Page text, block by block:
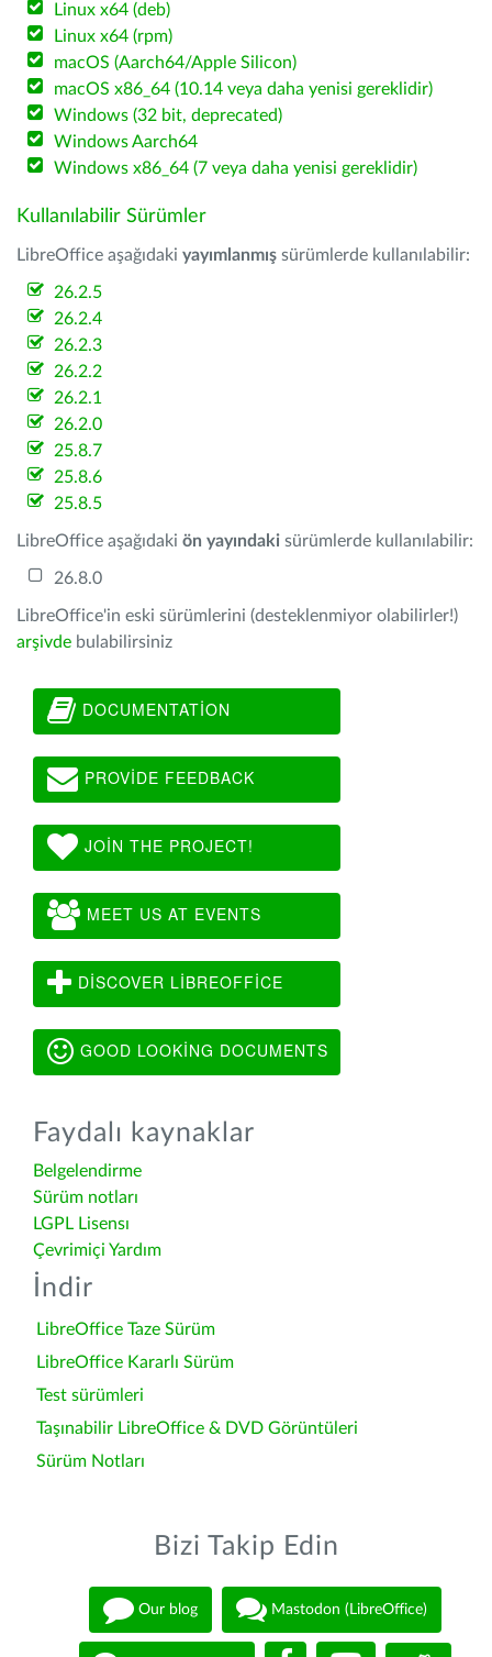
Linux x64 (deb)
Linux x64 (rpm)
macOS (Aarch64/Apple Silicon)
macOS x86_64 (10.14 veya daha yenisi gereklidir)
Windows (32 bit, deprecated)
Windows Aarch64
Windows x86_64 (7 veya daha yenisi gereklidir)
Kullanılabilir Sürümler
LibreOffice aşağıdaki yayımlanmış sürümlerde kullanılabilir:
26.2.5
26.2.4
26.2.3
26.2.2
26.2.1
26.2.0
25.8.7
25.8.6
25.8.5
LibreOffice aşağıdaki ön yayındaki sürümlerde kullanılabilir:
26.8.0
LibreOffice'in eski sürümlerini (desteklenmiyor olabilirler!)
arşivde bulabilirsiniz
DOCUMENTATION
PROVIDE FEEDBACK
JOIN THE PROJECT!
MEET US AT EVENTS
DISCOVER LIBREOFFICE
GOOD LOOKING DOCUMENTS
Faydalı kaynaklar
Belgelendirme
Sürüm notları
LGPL Lisensı
Çevrimiçi Yardım
İndir
LibreOffice Taze Sürüm
LibreOffice Kararlı Sürüm
Test sürümleri
Taşınabilir LibreOffice & DVD Görüntüleri
Sürüm Notları
Bizi Takip Edin
Our blog Mastodon (LibreOffice)